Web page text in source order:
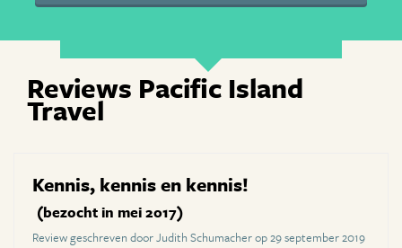
Reviews Pacific Island
Travel
Kennis, kennis en kennis!
(bezocht in mei 2017)
Review geschreven door Judith Schumacher op 29 september 2019